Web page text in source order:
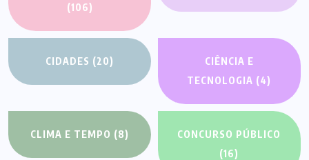
(106)
CIDADES (20)
CIÊNCIA E
TECNOLOGIA (4)
CLIMA E TEMPO (8)
CONCURSO PÚBLICO
(16)